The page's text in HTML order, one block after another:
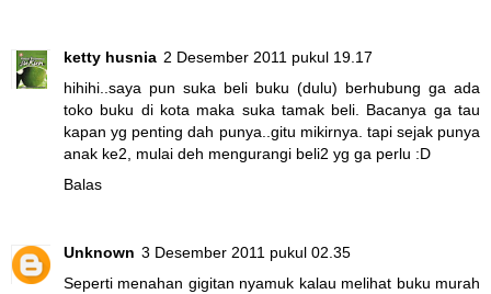
ketty husnia 2 Desember 2011 pukul 19.17
hihihi..saya pun suka beli buku (dulu) berhubung ga ada
toko buku di kota maka suka tamak beli. Bacanya ga tau
kapan yg penting dah punya..gitu mikirnya. tapi sejak punya
anak ke2, mulai deh mengurangi beli2 yg ga perlu :D
Balas
Unknown 3 Desember 2011 pukul 02.35
Seperti menahan gigitan nyamuk kalau melihat buku murah